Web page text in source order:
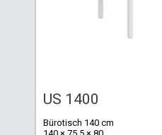
US 1400
Bürotisch 140 cm